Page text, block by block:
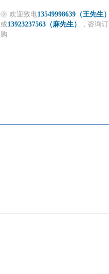
欢迎致电13549998639（王先生）
或13923237563（麻先生）
，咨询订
购